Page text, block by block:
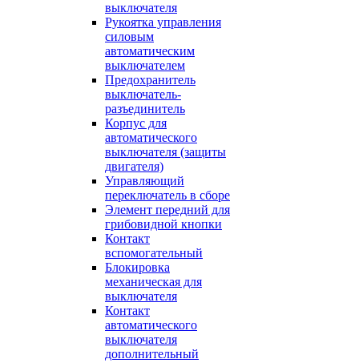
выключателя
Рукоятка управления
силовым
автоматическим
выключателем
Предохранитель
выключатель-
разъединитель
Корпус для
автоматического
выключателя (защиты
двигателя)
Управляющий
переключатель в сборе
Элемент передний для
грибовидной кнопки
Контакт
вспомогательный
Блокировка
механическая для
выключателя
Контакт
автоматического
выключателя
дополнительный